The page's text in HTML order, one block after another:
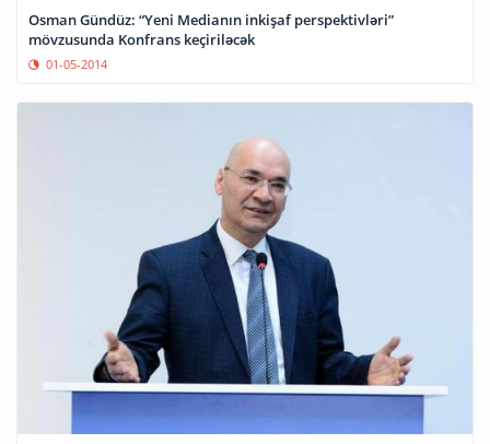
Osman Gündüz: “Yeni Medianın inkişaf perspektivləri”
mövzusunda Konfrans keçiriləcək
01-05-2014